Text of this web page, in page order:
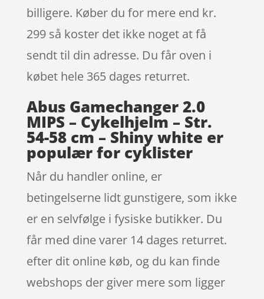
billigere. Køber du for mere end kr.
299 så koster det ikke noget at få
sendt til din adresse. Du får oven i
købet hele 365 dages returret.
Abus Gamechanger 2.0
MIPS – Cykelhjelm – Str.
54-58 cm – Shiny white er
populær for cyklister
Når du handler online, er
betingelserne lidt gunstigere, som ikke
er en selvfølge i fysiske butikker. Du
får med dine varer 14 dages returret.
efter dit online køb, og du kan finde
webshops der giver mere som ligger